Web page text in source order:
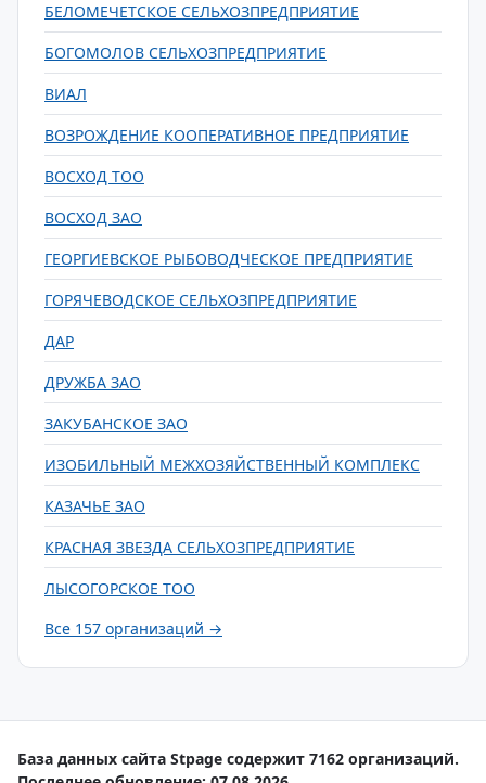
БЕЛОМЕЧЕТСКОЕ СЕЛЬХОЗПРЕДПРИЯТИЕ
БОГОМОЛОВ СЕЛЬХОЗПРЕДПРИЯТИЕ
ВИАЛ
ВОЗРОЖДЕНИЕ КООПЕРАТИВНОЕ ПРЕДПРИЯТИЕ
ВОСХОД ТОО
ВОСХОД ЗАО
ГЕОРГИЕВСКОЕ РЫБОВОДЧЕСКОЕ ПРЕДПРИЯТИЕ
ГОРЯЧЕВОДСКОЕ СЕЛЬХОЗПРЕДПРИЯТИЕ
ДАР
ДРУЖБА ЗАО
ЗАКУБАНСКОЕ ЗАО
ИЗОБИЛЬНЫЙ МЕЖХОЗЯЙСТВЕННЫЙ КОМПЛЕКС
КАЗАЧЬЕ ЗАО
КРАСНАЯ ЗВЕЗДА СЕЛЬХОЗПРЕДПРИЯТИЕ
ЛЫСОГОРСКОЕ ТОО
Все 157 организаций →
База данных сайта Stpage содержит 7162 организаций.